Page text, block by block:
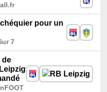
pour un
7
de